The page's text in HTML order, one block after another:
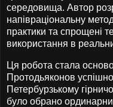
середовища. Автор
напівраціональну
практики та спрощені
використання в
Ця робота стала
Протодьяконов
Петербурзькому
було обрано